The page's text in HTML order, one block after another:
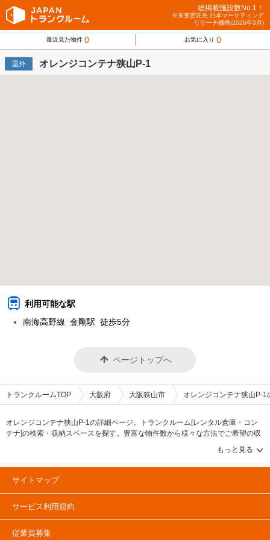
総掲載施設数No.1！
※実査委託先:日本マーケティング
リサーチ機構(2026年3月)
最近見た物件 0 お気に入り 0
屋外 オレンジコンテナ狭山P-1
利用可能な駅
南海高野線 金剛駅 徒歩5分
ページトップへ
トランクルームTOP 大阪府 大阪狭山市 オレンジコンテナ狭山P-1
オレンジコンテナ狭山P-1の詳細ページ。トランクルーム[レンタル倉庫・コン
テナ]の検索・収納スペースを探す。豊富な物件数から様々な方法でご希望の収
納スペースを簡単に探せるトランクルーム情報サイトです。オレンジコンテナ
狭山P-1の住所・最寄りの駅、物件タイプのご紹介や料金表、お得なキャンペー
ン情報もあります。気になる物件タイプを見つけたら、メールか電話でお問合
せが可能です（無料）。
サイトマップ
サービス利用規約
従業員募集